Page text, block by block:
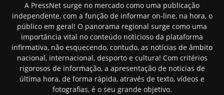
A PressNet surge no mercado como uma publicação
independente, com a função de informar on-line, na hora, o
público em geral! O panorama regional surge como uma
importância vital no conteúdo noticioso da plataforma
infirmativa, não esquecendo, contudo, as notícias de âmbito
nacional, internacional, desporto e cultura! Com critérios
rigorosos de informação, a apresentação de noticias de
última hora, de forma rápida, através de texto, vídeos e
fotografias, é o seu grande objetivo.